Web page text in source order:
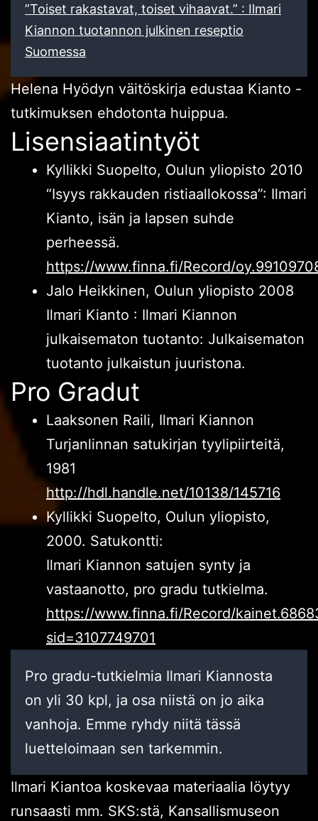
”Toiset rakastavat, toiset vihaavat.” : Ilmari
Kiannon tuotannon julkinen reseptio
Suomessa
Helena Hyödyn väitöskirja edustaa Kianto -
tutkimuksen ehdotonta huippua.
Lisensiaatintyöt
Kyllikki Suopelto, Oulun yliopisto 2010
“Isyys rakkauden ristiaallokossa”: Ilmari
Kianto, isän ja lapsen suhde
perheessä.
https://www.finna.fi/Record/
Jalo Heikkinen, Oulun yliopisto 2008
Ilmari Kianto : Ilmari Kiannon
julkaisematon tuotanto: Julkaisematon
tuotanto julkaistun juuristona.
Pro Gradut
Laaksonen Raili, Ilmari Kiannon
Turjanlinnan satukirjan tyylipiirteitä,
1981
http://hdl.handle.net/10138/145716
Kyllikki Suopelto, Oulun yliopisto,
2000. Satukontti:
Ilmari Kiannon satujen synty ja
vastaanotto, pro gradu tutkielma.
https://www.finna.fi/Record/
sid=3107749701
Pro gradu-tutkielmia Ilmari Kiannosta
on yli 30 kpl, ja osa niistä on jo aika
vanhoja. Emme ryhdy niitä tässä
luetteloimaan sen tarkemmin.
Ilmari Kiantoa koskevaa materiaalia löytyy
runsaasti mm. SKS:stä, Kansallismuseon